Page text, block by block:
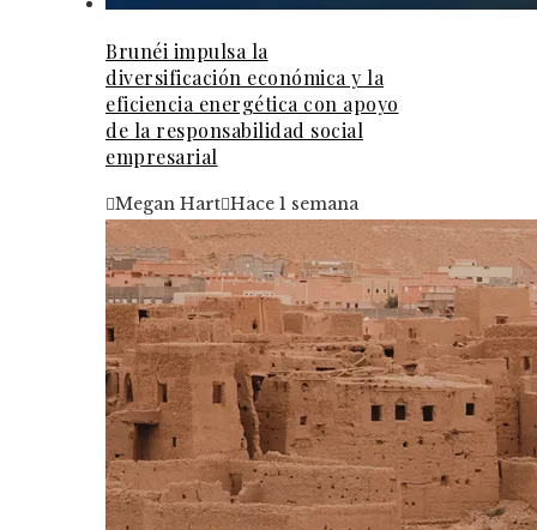
Brunéi impulsa la
diversificación económica y la
eficiencia energética con apoyo
de la responsabilidad social
empresarial
Megan Hart Hace 1 semana